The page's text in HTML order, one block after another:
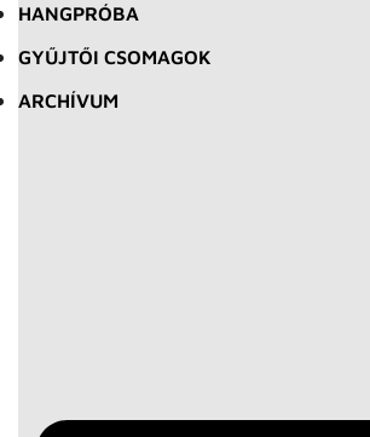
HANGPRÓBA
GYŰJTŐI CSOMAGOK
ARCHÍVUM